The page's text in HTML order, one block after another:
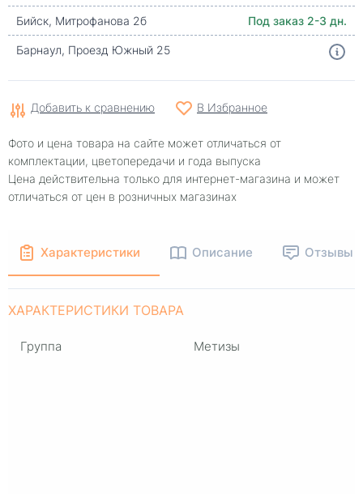
Бийск, Митрофанова 2б
Под заказ 2-3 дн.
Барнаул, Проезд Южный 25
Добавить к сравнению В Избранное
Фото и цена товара на сайте может отличаться от
комплектации, цветопередачи и года выпуска
Цена действительна только для интернет-магазина и может
отличаться от цен в розничных магазинах
Характеристики Описание Отзывы
ХАРАКТЕРИСТИКИ ТОВАРА
Группа Метизы